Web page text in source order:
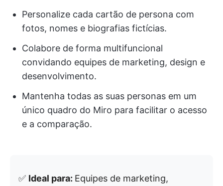
Personalize cada cartão de persona com
fotos, nomes e biografias fictícias.
Colabore de forma multifuncional
convidando equipes de marketing, design e
desenvolvimento.
Mantenha todas as suas personas em um
único quadro do Miro para facilitar o acesso
e a comparação.
✅ Ideal para: Equipes de marketing,